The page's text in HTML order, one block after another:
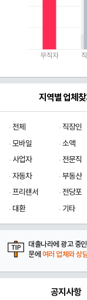
무직자
지역별 업체찾
전체 직장인
모바일
소액
사업자
전문직
자동차
부동산
프리랜서
전당포
대환
기타
대출나라에 광고 중
문에 여러 업체와 상
공지사항